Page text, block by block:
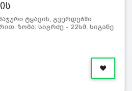
ტყავის, გვერდებში
ზომა: სიგრძე - 22სმ, სიგანე